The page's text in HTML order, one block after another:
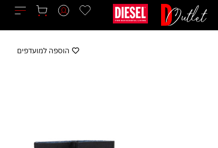
לתוכן
הוספה למועדפים